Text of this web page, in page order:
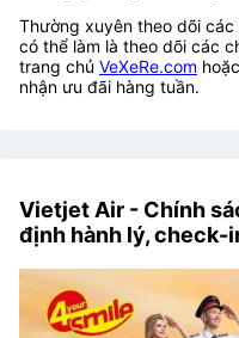
Thường xuyên theo dõi
có thể làm là theo dõi các
trang chủ VeXeRe.com
nhận ưu đãi hàng tuần.
Vietjet Air - Chính
định hành lý, check-